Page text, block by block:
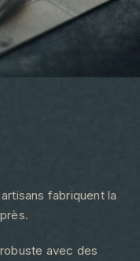
fabriquent la
avec des